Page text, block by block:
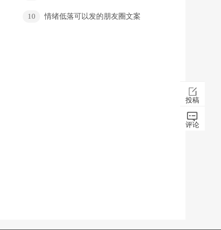
投稿
评论
10 情绪低落可以发的朋友圈文案